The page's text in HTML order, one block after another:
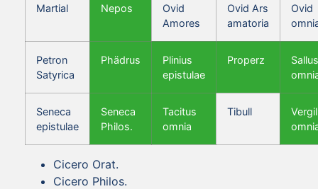
Martial Nepos
Ovid
Amores
Ovid Ars
amatoria
Ovid
Petron
Satyrica
Phädrus
Plinius
epistulae
Properz
Seneca
epistulae
Seneca
Philos.
Tacitus
omnia
Tibull
Vergil
Cicero Orat.
Cicero Philos.